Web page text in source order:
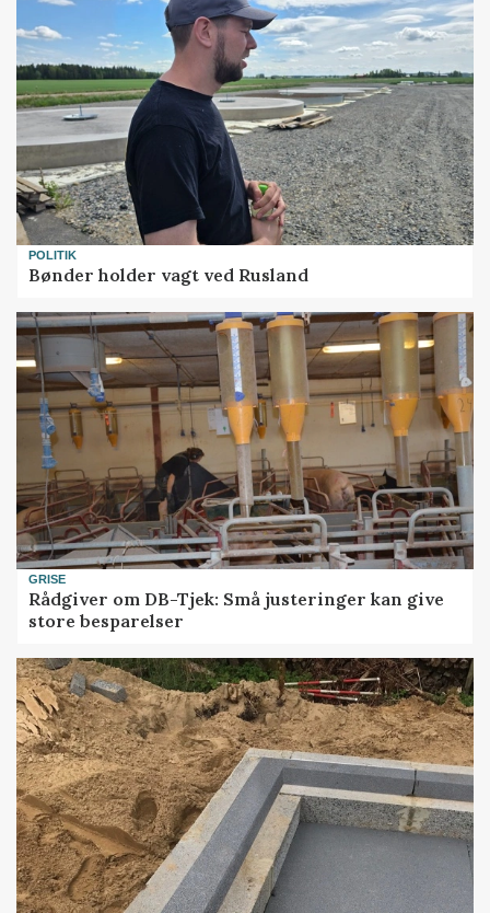
POLITIK
Bønder holder vagt ved Rusland
GRISE
Rådgiver om DB-Tjek: Små justeringer kan give
store besparelser